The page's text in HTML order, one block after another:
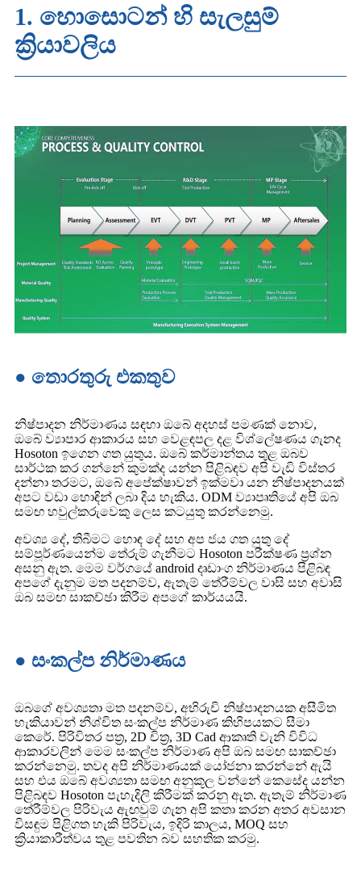
1. හොසොටන් හි සැලසුම්
ක්‍රියාවලිය
● තොරතුරු එකතුව
නිෂ්පාදන නිර්මාණය සඳහා ඔබේ අදහස් පමණක් නොව,
ඔබේ ව්‍යාපාර ආකාරය සහ වෙළඳපල දළ විශ්ලේෂණය ගැනද
Hosoton ඉගෙන ගත යුතුය. ඔබේ කර්මාන්තය තුළ ඔබව
සාර්ථක කර ගන්නේ කුමක්ද යන්න පිළිබඳව අපි වැඩි විස්තර
දන්නා තරමට, ඔබේ අපේක්ෂාවන් ඉක්මවා යන නිෂ්පාදනයක්
අපට වඩා හොඳින් ලබා දිය හැකිය. ODM ව්‍යාපෘතියේ අපි ඔබ
සමඟ හවුල්කරුවෙකු ලෙස කටයුතු කරන්නෙමු.
අවශ්‍ය දේ, තිබීමට හොඳ දේ සහ අප ජය ගත යුතු දේ
සම්පූර්ණයෙන්ම තේරුම් ගැනීමට Hosoton පරීක්ෂණ ප්‍රශ්න
අසනු ඇත. මෙම වර්ගයේ android දෘඩාංග නිර්මාණය පිළිබඳ
අපගේ දැනුම මත පදනම්ව, ඇතැම් තේරීම්වල වාසි සහ අවාසි
ඔබ සමඟ සාකච්ඡා කිරීම අපගේ කාර්යයයි.
● සංකල්ප නිර්මාණය
ඔබගේ අවශ්‍යතා මත පදනම්ව, අභිරුචි නිෂ්පාදනයක අසීමිත
හැකියාවන් නිශ්චිත සංකල්ප නිර්මාණ කිහිපයකට සීමා
කෙරේ. පිරිවිතර පත්‍ර, 2D චිත්‍ර, 3D Cad ආකෘති වැනි විවිධ
ආකාරවලින් මෙම සංකල්ප නිර්මාණ අපි ඔබ සමඟ සාකච්ඡා
කරන්නෙමු. තවද අපි නිර්මාණයක් යෝජනා කරන්නේ ඇයි
සහ එය ඔබේ අවශ්‍යතා සමඟ අනුකූල වන්නේ කෙසේද යන්න
පිළිබඳව Hosoton පැහැදිලි කිරීමක් කරනු ඇත. ඇතැම් නිර්මාණ
තේරීම්වල පිරිවැය ඇඟවුම් ගැන අපි කතා කරන අතර අවසාන
විසඳුම පිළිගත හැකි පිරිවැය, ඉදිරි කාලය, MOQ සහ
ක්‍රියාකාරීත්වය තුළ පවතින බව සහතික කරමු.